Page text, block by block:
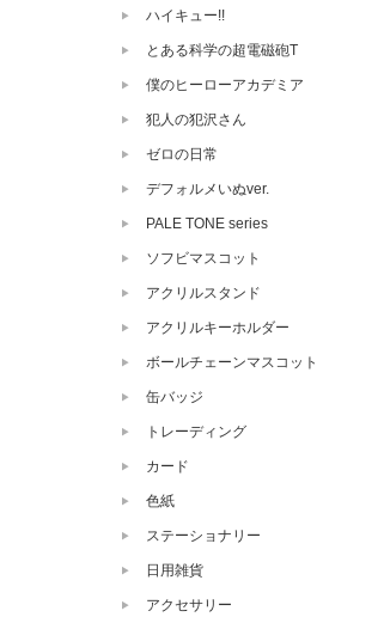
ハイキュー!!
とある科学の超電磁砲T
僕のヒーローアカデミア
犯人の犯沢さん
ゼロの日常
デフォルメいぬver.
PALE TONE series
ソフビマスコット
アクリルスタンド
アクリルキーホルダー
ボールチェーンマスコット
缶バッジ
トレーディング
カード
色紙
ステーショナリー
日用雑貨
アクセサリー